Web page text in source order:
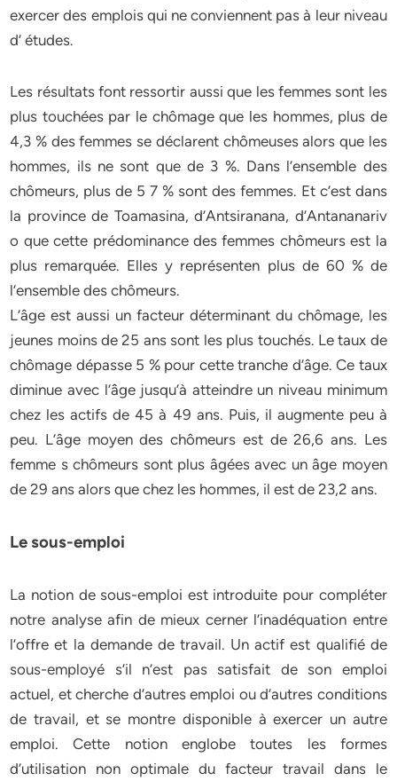
exercer des emplois qui ne conviennent pas à leur niveau
d’ études.
Les résultats font ressortir aussi que les femmes sont les
plus touchées par le chômage que les hommes, plus de
4,3 % des femmes se déclarent chômeuses alors que les
hommes, ils ne sont que de 3 %. Dans l’ensemble des
chômeurs, plus de 5 7 % sont des femmes. Et c’est dans
la province de Toamasina, d’Antsiranana, d’Antananariv
o que cette prédominance des femmes chômeurs est la
plus remarquée. Elles y représenten plus de 60 % de
l’ensemble des chômeurs.
L’âge est aussi un facteur déterminant du chômage, les
jeunes moins de 25 ans sont les plus touchés. Le taux de
chômage dépasse 5 % pour cette tranche d’âge. Ce taux
diminue avec l’âge jusqu’à atteindre un niveau minimum
chez les actifs de 45 à 49 ans. Puis, il augmente peu à
peu. L’âge moyen des chômeurs est de 26,6 ans. Les
femme s chômeurs sont plus âgées avec un âge moyen
de 29 ans alors que chez les hommes, il est de 23,2 ans.
Le sous-emploi
La notion de sous-emploi est introduite pour compléter
notre analyse afin de mieux cerner l’inadéquation entre
l’offre et la demande de travail. Un actif est qualifié de
sous-employé s’il n’est pas satisfait de son emploi
actuel, et cherche d’autres emploi ou d’autres conditions
de travail, et se montre disponible à exercer un autre
emploi. Cette notion englobe toutes les formes
d’utilisation non optimale du facteur travail dans le